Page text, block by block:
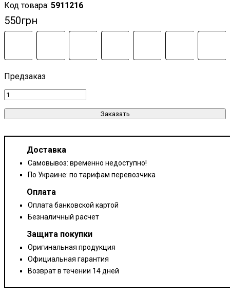
5911216
550грн
Заказать
Доставка
Самовывоз: временно недоступно!
По Украине: по тарифам перевозчика
Оплата
Оплата банковской картой
Безналичный расчет
Защита покупки
Оригинальная продукция
Официальная гарантия
Возврат в течении 14 дней